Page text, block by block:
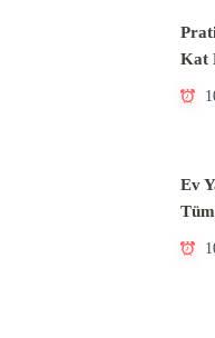
Kat
Ev